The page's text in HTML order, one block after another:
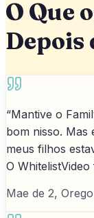
O Que
Depois
“Mantive o
bom nisso. Mas
meus filhos
O
Mae de 2,